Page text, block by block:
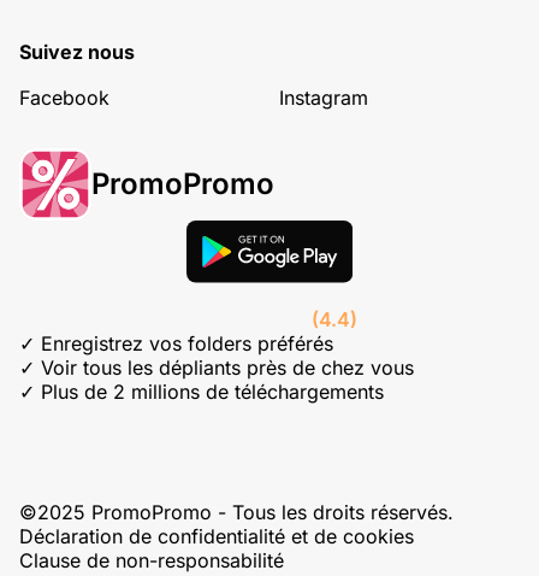
Suivez nous
Facebook
Instagram
PromoPromo
(4.4)
✓ Enregistrez vos folders préférés
✓ Voir tous les dépliants près de chez vous
✓ Plus de 2 millions de téléchargements
©2025 PromoPromo - Tous les droits réservés.
Déclaration de confidentialité et de cookies
Clause de non-responsabilité